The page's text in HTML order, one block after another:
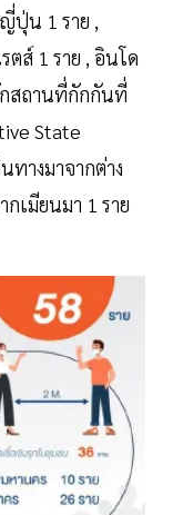
ปุ่น 1 ราย ,
ตส์ 1 ราย , อินโด
กสถานที่กักกันที่
State
ทางมาจากต่าง
กเมียนมา 1 ราย